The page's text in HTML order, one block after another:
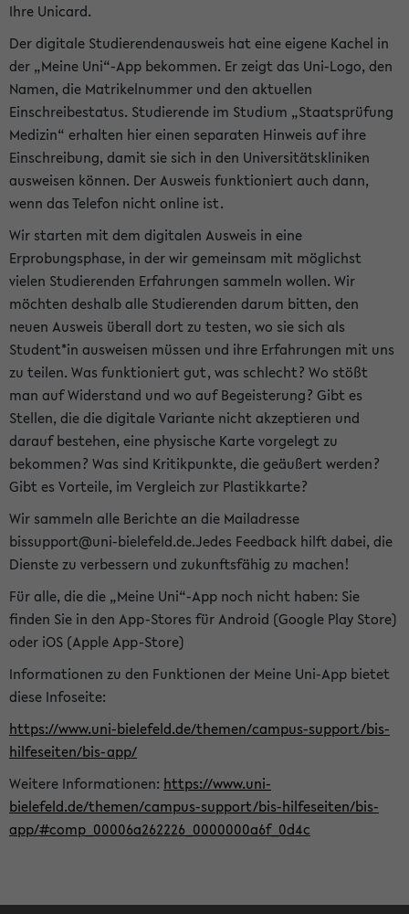
Ihre Unicard.
Der digitale Studierendenausweis hat eine eigene Kachel in
der „Meine Uni“-App bekommen. Er zeigt das Uni-Logo, den
Namen, die Matrikelnummer und den aktuellen
Einschreibestatus. Studierende im Studium „Staatsprüfung
Medizin“ erhalten hier einen separaten Hinweis auf ihre
Einschreibung, damit sie sich in den Universitätskliniken
ausweisen können. Der Ausweis funktioniert auch dann,
wenn das Telefon nicht online ist.
Wir starten mit dem digitalen Ausweis in eine
Erprobungsphase, in der wir gemeinsam mit möglichst
vielen Studierenden Erfahrungen sammeln wollen. Wir
möchten deshalb alle Studierenden darum bitten, den
neuen Ausweis überall dort zu testen, wo sie sich als
Student*in ausweisen müssen und ihre Erfahrungen mit uns
zu teilen. Was funktioniert gut, was schlecht? Wo stößt
man auf Widerstand und wo auf Begeisterung? Gibt es
Stellen, die die digitale Variante nicht akzeptieren und
darauf bestehen, eine physische Karte vorgelegt zu
bekommen? Was sind Kritikpunkte, die geäußert werden?
Gibt es Vorteile, im Vergleich zur Plastikkarte?
Wir sammeln alle Berichte an die Mailadresse
bissupport@uni-bielefeld.de.Jedes Feedback hilft dabei, die
Dienste zu verbessern und zukunftsfähig zu machen!
Für alle, die die „Meine Uni“-App noch nicht haben: Sie
finden Sie in den App-Stores für Android (Google Play Store)
oder iOS (Apple App-Store)
Informationen zu den Funktionen der Meine Uni-App bietet
diese Infoseite:
https://www.uni-bielefeld.de/themen/campus-support/bis-
hilfeseiten/bis-app/
Weitere Informationen: https://www.uni-
bielefeld.de/themen/campus-support/bis-hilfeseiten/bis-
app/#comp_00006a262226_0000000a6f_0d4c